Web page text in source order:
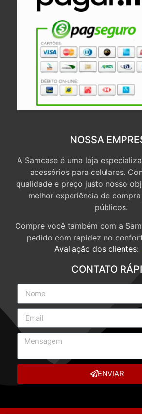
NOSSA
A Samcase é uma loja
acessórios para celulares.
qualidade e preço justo nosso
melhor experiência de
públicos.
Compre você também com a
pedido com rapidez no
Avaliação dos clientes:
CONTATO
ENVIAR